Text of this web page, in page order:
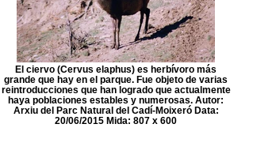
El ciervo (Cervus elaphus) es herbívoro más
grande que hay en el parque. Fue objeto de varias
reintroducciones que han logrado que actualmente
haya poblaciones estables y numerosas. Autor:
Arxiu del Parc Natural del Cadí-Moixeró Data:
20/06/2015 Mida: 807 x 600